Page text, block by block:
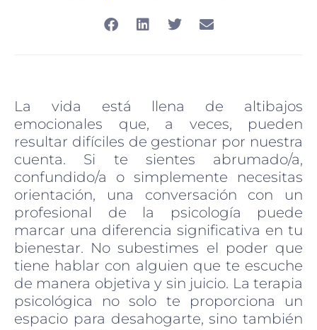
La vida está llena de altibajos
emocionales que, a veces, pueden
resultar difíciles de gestionar por nuestra
cuenta. Si te sientes abrumado/a,
confundido/a o simplemente necesitas
orientación, una conversación con un
profesional de la psicología puede
marcar una diferencia significativa en tu
bienestar. No subestimes el poder que
tiene hablar con alguien que te escuche
de manera objetiva y sin juicio. La terapia
psicológica no solo te proporciona un
espacio para desahogarte, sino también